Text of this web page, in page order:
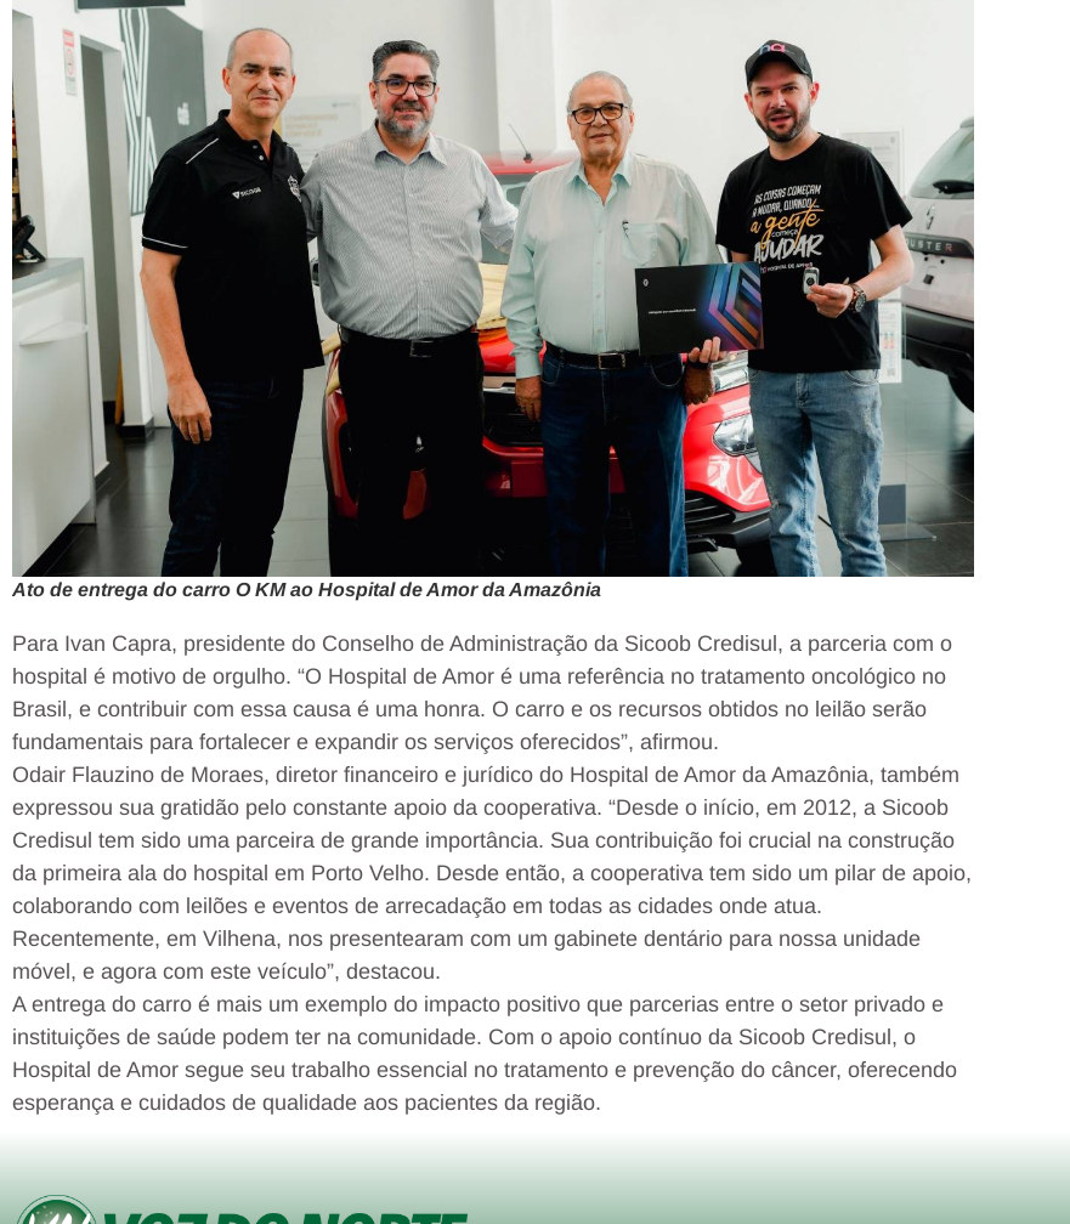
Ato de entrega do carro O KM ao Hospital de Amor da Amazônia
Para Ivan Capra, presidente do Conselho de Administração da Sicoob Credisul, a parceria com o
hospital é motivo de orgulho. “O Hospital de Amor é uma referência no tratamento oncológico no
Brasil, e contribuir com essa causa é uma honra. O carro e os recursos obtidos no leilão serão
fundamentais para fortalecer e expandir os serviços oferecidos”, afirmou.
Odair Flauzino de Moraes, diretor financeiro e jurídico do Hospital de Amor da Amazônia, também
expressou sua gratidão pelo constante apoio da cooperativa. “Desde o início, em 2012, a Sicoob
Credisul tem sido uma parceira de grande importância. Sua contribuição foi crucial na construção
da primeira ala do hospital em Porto Velho. Desde então, a cooperativa tem sido um pilar de apoio,
colaborando com leilões e eventos de arrecadação em todas as cidades onde atua.
Recentemente, em Vilhena, nos presentearam com um gabinete dentário para nossa unidade
móvel, e agora com este veículo”, destacou.
A entrega do carro é mais um exemplo do impacto positivo que parcerias entre o setor privado e
instituições de saúde podem ter na comunidade. Com o apoio contínuo da Sicoob Credisul, o
Hospital de Amor segue seu trabalho essencial no tratamento e prevenção do câncer, oferecendo
esperança e cuidados de qualidade aos pacientes da região.